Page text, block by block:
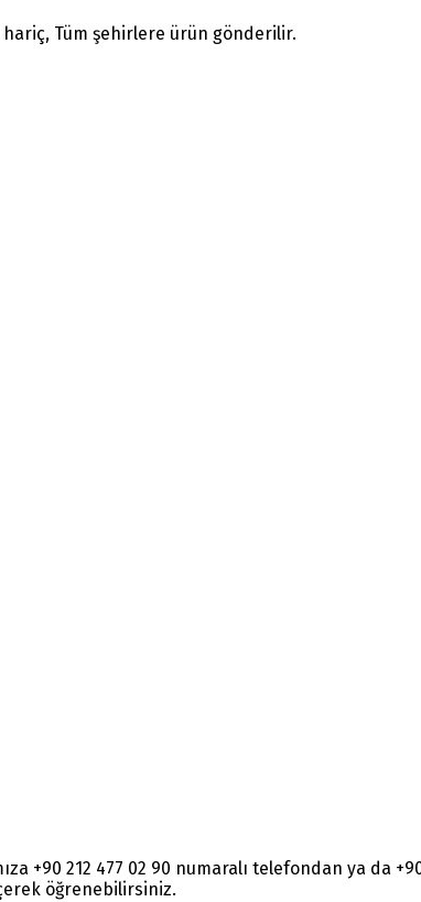
hariç, Tüm şehirlere ürün gönderilir.
+90 212 477 02 90 numaralı telefondan ya da
öğrenebilirsiniz.